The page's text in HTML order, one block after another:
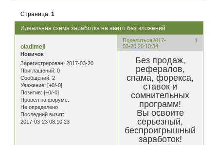
Идеальная схема заработка на авито без вложений
Страница:1
Поделиться 1
2017-
03-20 20:10:34
oladimeji
Новичок
Зарегистрирован: 2017-03-20
Приглашений: 0
Сообщений: 2
Уважение: [+0/-0]
Позитив: [+0/-0]
Провел на форуме:
Не определено
Последний визит:
2017-03-23 08:10:23
Без продаж,
рефералов,
спама, форекса,
ставок и
сомнительных
программ!
Вы освоите
серьезный,
беспроигрышный
заработок!